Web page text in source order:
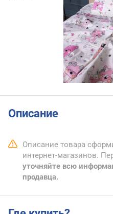
Описание
Описание товара
интернет-магазинов.
уточняйте всю
продавца.